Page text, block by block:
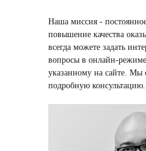
Наша миссия -
повышение качества
всегда можете задать
вопросы в онлайн-
указанному на сайте. Мы
подробную консультацию.